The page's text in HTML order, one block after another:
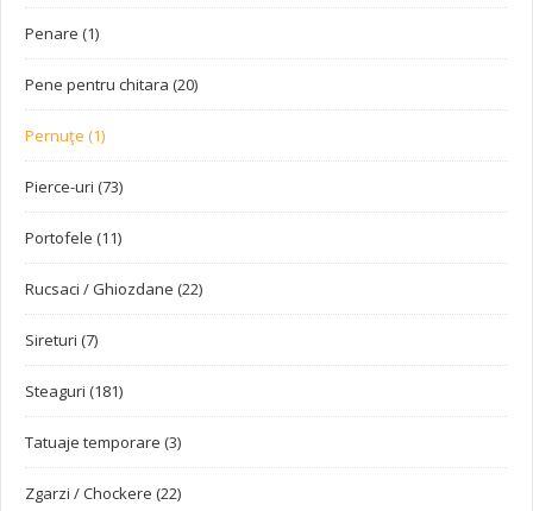
Penare (1)
Pene pentru chitara (20)
Pernuţe (1)
Pierce-uri (73)
Portofele (11)
Rucsaci / Ghiozdane (22)
Sireturi (7)
Steaguri (181)
Tatuaje temporare (3)
Zgarzi / Chockere (22)